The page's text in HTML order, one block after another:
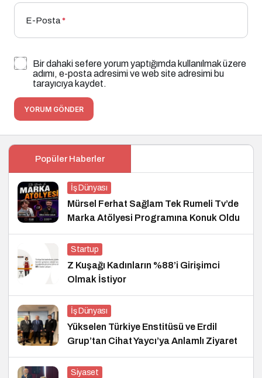
E-Posta*
Bir dahaki sefere yorum yaptığımda kullanılmak üzere
adımı, e-posta adresimi ve web site adresimi bu
tarayıcıya kaydet.
YORUM GÖNDER
Popüler Haberler
İş Dünyası
Mürsel Ferhat Sağlam Tek Rumeli Tv’de
Marka Atölyesi Programına Konuk Oldu
Startup
Z Kuşağı Kadınların %88’i Girişimci
Olmak İstiyor
İş Dünyası
Yükselen Türkiye Enstitüsü ve Erdil
Grup’tan Cihat Yaycı’ya Anlamlı Ziyaret
Siyaset